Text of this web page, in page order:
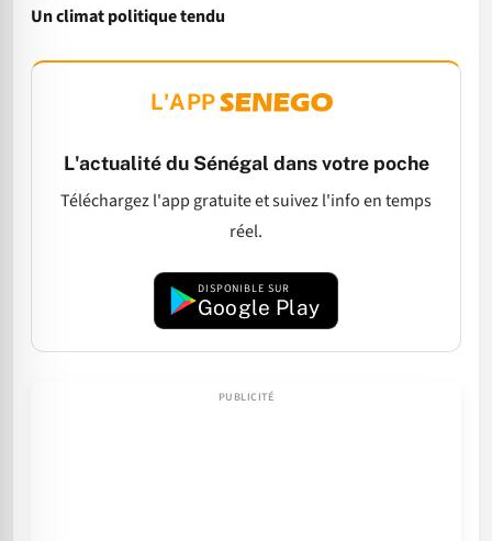
Un climat politique tendu
L'APP
L'actualité du Sénégal dans votre poche
Téléchargez l'app gratuite et suivez l'info en temps
réel.
DISPONIBLE SUR
Google Play